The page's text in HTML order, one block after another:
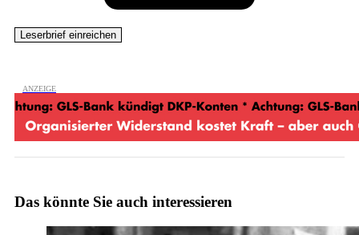
Das könnte Sie auch interessieren